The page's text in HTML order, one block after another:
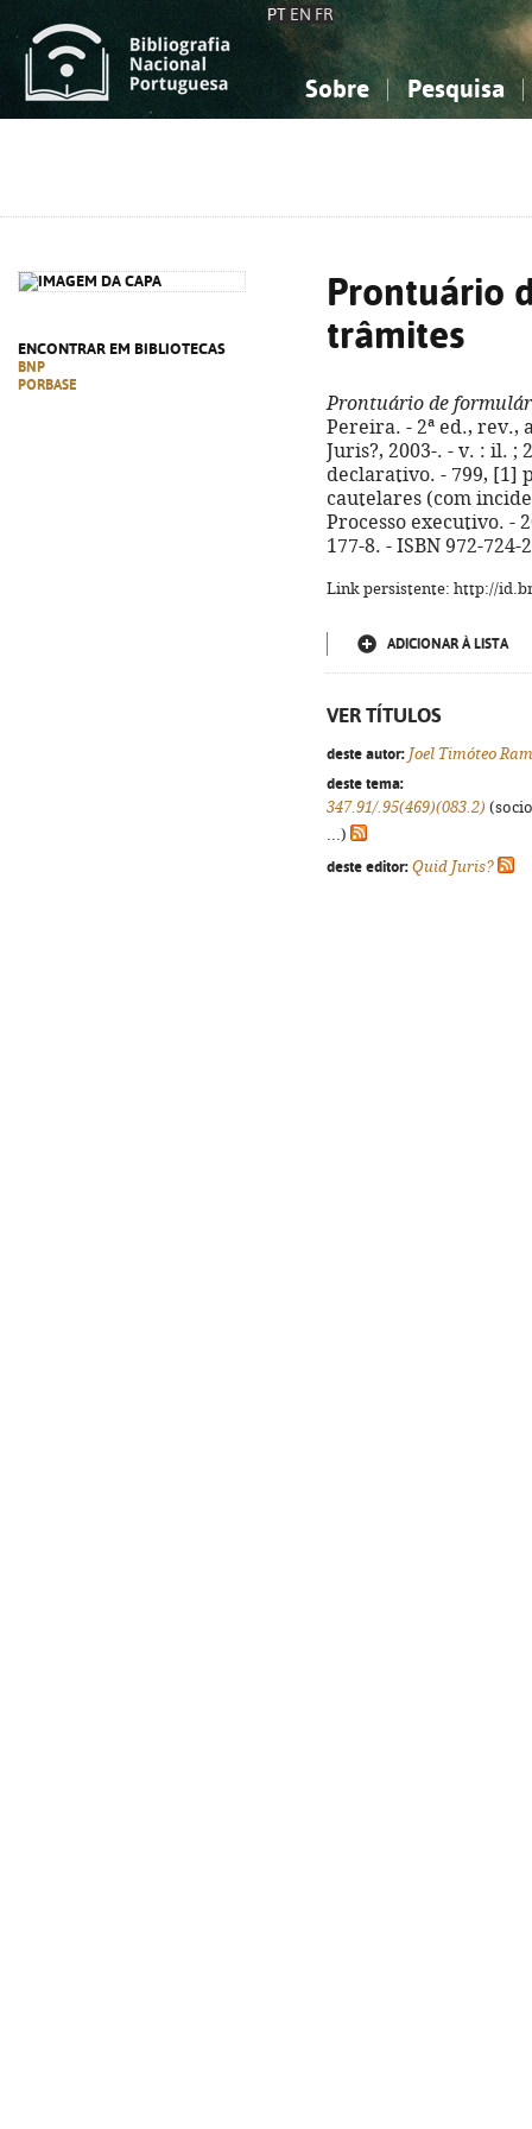
PT EN FR
Sobre Pesquisa
ENCONTRAR EM BIBLIOTECAS
BNP
PORBASE
Prontuário
trâmites
Prontuário de
Pereira. - 2ª ed., rev.,
Juris?, 2003-. - v. : il. ;
declarativo. - 799, [1]
cautelares (com
Processo executivo. -
177-8. - ISBN 972-724-
Link persistente: http://
ADICIONAR À LISTA
VER TÍTULOS
deste autor: Joel Timóteo
deste tema:
347.91/.95(469)(083.2)
...)
deste editor: Quid Juris?